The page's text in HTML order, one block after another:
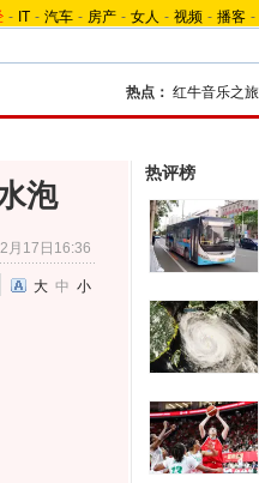
- IT - 汽车 - 房产 - 女人 - 视频 - 播客 -
热点： 红牛音乐之旅
泡
月17日16:36
大 中 小
热评榜